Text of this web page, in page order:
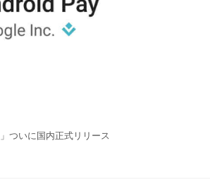
」ついに国内正式リリース